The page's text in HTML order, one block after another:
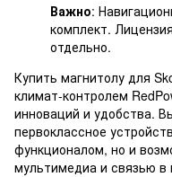
Важно:
комплект.
отдельно.
Купить магнитолу для
климат-контролем
инноваций и удобства.
первоклассное
функционалом, но и
мультимедиа и связью